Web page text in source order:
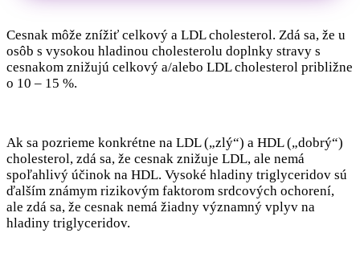
Cesnak môže znížiť celkový a LDL cholesterol. Zdá sa, že u
osôb s vysokou hladinou cholesterolu doplnky stravy s
cesnakom znižujú celkový a/alebo LDL cholesterol približne
o 10 – 15 %.
Ak sa pozrieme konkrétne na LDL („zlý“) a HDL („dobrý“)
cholesterol, zdá sa, že cesnak znižuje LDL, ale nemá
spoľahlivý účinok na HDL. Vysoké hladiny triglyceridov sú
ďalším známym rizikovým faktorom srdcových ochorení,
ale zdá sa, že cesnak nemá žiadny významný vplyv na
hladiny triglyceridov.